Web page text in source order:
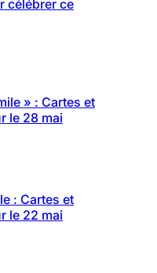
célébrer ce
» : Cartes et
le 28 mai
: Cartes et
le 22 mai